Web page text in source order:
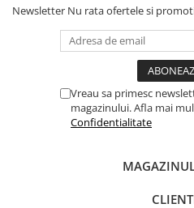
Ingrediente:Carne de pui
(broccoli, morcovi, praz), ulei de
ulei de măsline.
Compoziție nutrițională (per
brută – 0,6%, grăsimi brute – 9,7%,
0,6%, fosfor – 0,4%, umiditate –
Newsletter Nu rata ofertele si
Vreau sa primesc
magazinului. Afla mai
Confidentialitate